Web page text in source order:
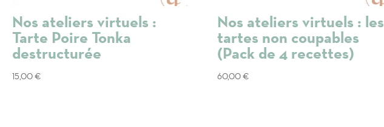
Nos ateliers virtuels :
Tarte Poire Tonka
destructurée
15,00€
Nos ateliers virtuels : les
tartes non coupables
(Pack de 4 recettes)
60,00€